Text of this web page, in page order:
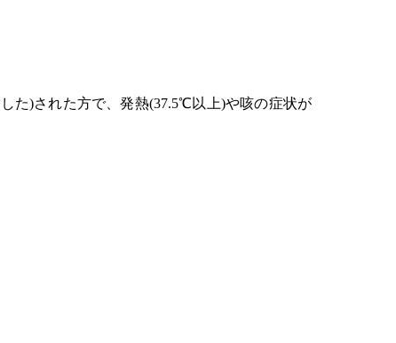
た)された方で、発熱(37.5℃以上)や咳の症状が